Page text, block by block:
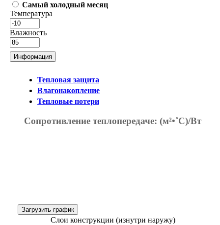
Самый холодный месяц
Температура
Влажность
Информация
Тепловая защита
Влагонакопление
Тепловые потери
Сопротивление теплопередаче: (м²•˚С)/Вт
Загрузить график
Слои конструкции (изнутри наружу)